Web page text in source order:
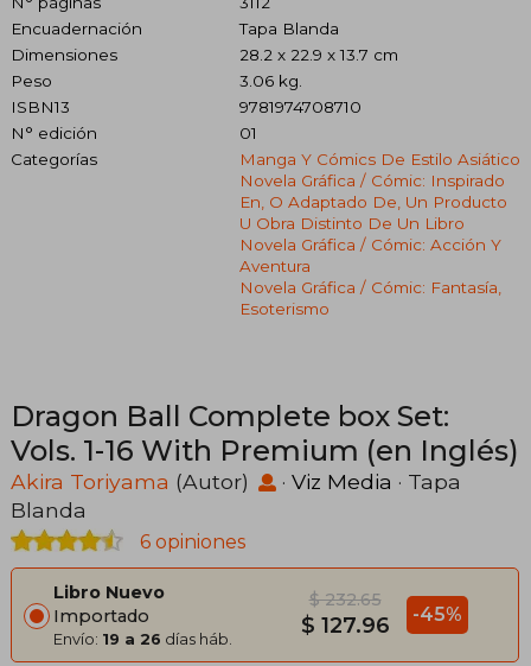
Encuadernación
Tapa Blanda
Dimensiones
28.2 x 22.9 x 13.7 cm
Peso
3.06 kg.
ISBN13
9781974708710
N° edición
01
Categorías
Manga Y Cómics De Estilo Asiático
Novela Gráfica / Cómic: Inspirado
En, O Adaptado De, Un Producto
U Obra Distinto De Un Libro
Novela Gráfica / Cómic: Acción Y
Aventura
Novela Gráfica / Cómic: Fantasía,
Esoterismo
Dragon Ball Complete box Set:
Vols. 1-16 With Premium (en Inglés)
Akira Toriyama (Autor) · Viz Media · Tapa
Blanda
6 opiniones
Libro Nuevo
Importado
Envío: 19 a 26 días háb.
$ 232.65
$ 127.96 -45%